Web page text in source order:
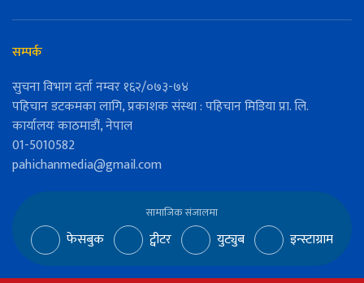
सम्पर्क
सुचना विभाग दर्ता नम्वर १६२/०७३-७४
पहिचान डटकमका लागि, प्रकाशक संस्था : पहिचान मिडिया प्रा. लि.
कार्यालयः काठमाडौं, नेपाल
01-5010582
pahichanmedia@gmail.com
सामाजिक संजालमा
फेसबुक ट्वीटर युट्युब इन्स्टाग्राम